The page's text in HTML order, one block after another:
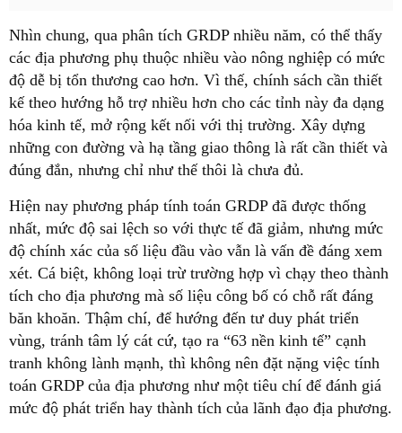
Nhìn chung, qua phân tích GRDP nhiều năm, có thể thấy
các địa phương phụ thuộc nhiều vào nông nghiệp có mức
độ dễ bị tổn thương cao hơn. Vì thế, chính sách cần thiết
kế theo hướng hỗ trợ nhiều hơn cho các tỉnh này đa dạng
hóa kinh tế, mở rộng kết nối với thị trường. Xây dựng
những con đường và hạ tầng giao thông là rất cần thiết và
đúng đắn, nhưng chỉ như thế thôi là chưa đủ.
Hiện nay phương pháp tính toán GRDP đã được thống
nhất, mức độ sai lệch so với thực tế đã giảm, nhưng mức
độ chính xác của số liệu đầu vào vẫn là vấn đề đáng xem
xét. Cá biệt, không loại trừ trường hợp vì chạy theo thành
tích cho địa phương mà số liệu công bố có chỗ rất đáng
băn khoăn. Thậm chí, để hướng đến tư duy phát triển
vùng, tránh tâm lý cát cứ, tạo ra “63 nền kinh tế” cạnh
tranh không lành mạnh, thì không nên đặt nặng việc tính
toán GRDP của địa phương như một tiêu chí để đánh giá
mức độ phát triển hay thành tích của lãnh đạo địa phương.